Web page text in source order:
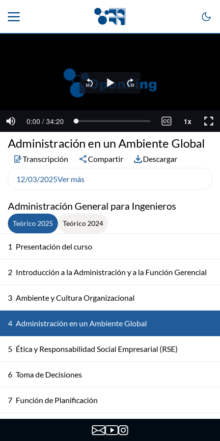
Administración General para Ingenieros
Teórico 2025 Teórico 2024
1 Presentación del curso
2 Introducción a la Administración y a la Función Gerencial
3 Ambiente y Cultura Organizacional
4 Administración en un Ambiente Global
5 Ética y Responsabilidad Social Empresarial (RSE)
6 Toma de Decisiones
7 Función de Planificación
Administración Estratégica
Administración en un Ambiente Global
Transcripción Compartir Descargar
12/03/2025Ver más